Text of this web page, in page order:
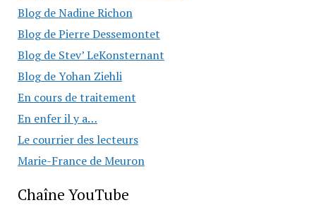
Blog de Nadine Richon
Blog de Pierre Dessemontet
Blog de Stev’ LeKonsternant
Blog de Yohan Ziehli
En cours de traitement
En enfer il y a…
Le courrier des lecteurs
Marie-France de Meuron
Chaîne YouTube